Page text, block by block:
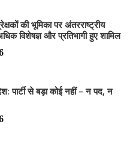
की भूमिका पर अंतरराष्ट्रीय
विशेषज्ञ और प्रतिभागी हुए शामिल
पार्टी से बड़ा कोई नहीं – न पद, न